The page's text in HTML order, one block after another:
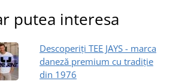
putea interesa
Descoperiți TEE JAYS - marca
daneză premium cu tradiție
din 1976